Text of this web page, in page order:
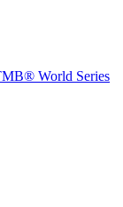
World Series